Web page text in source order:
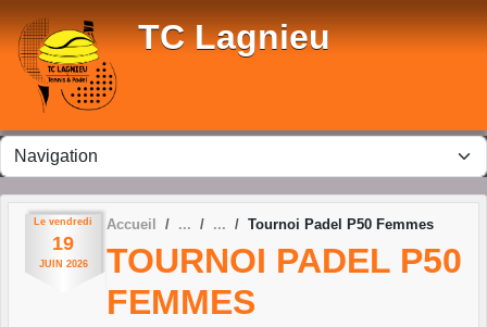
TC Lagnieu
Le vendredi
19
JUIN 2026
Accueil Tournoi Padel P50 Femmes
TOURNOI PADEL P50
FEMMES